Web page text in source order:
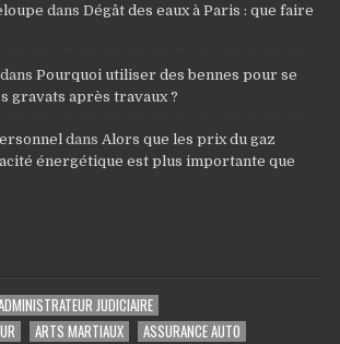
dansDégât des eaux à Paris : que faire
dansPourquoi utiliser des bennes pour se
gravats après travaux ?
dansAlors que les prix du gaz
énergétique est plus importante que
JUDICIAIRE
ARTS MARTIAUX
ASSURANCE AUTO